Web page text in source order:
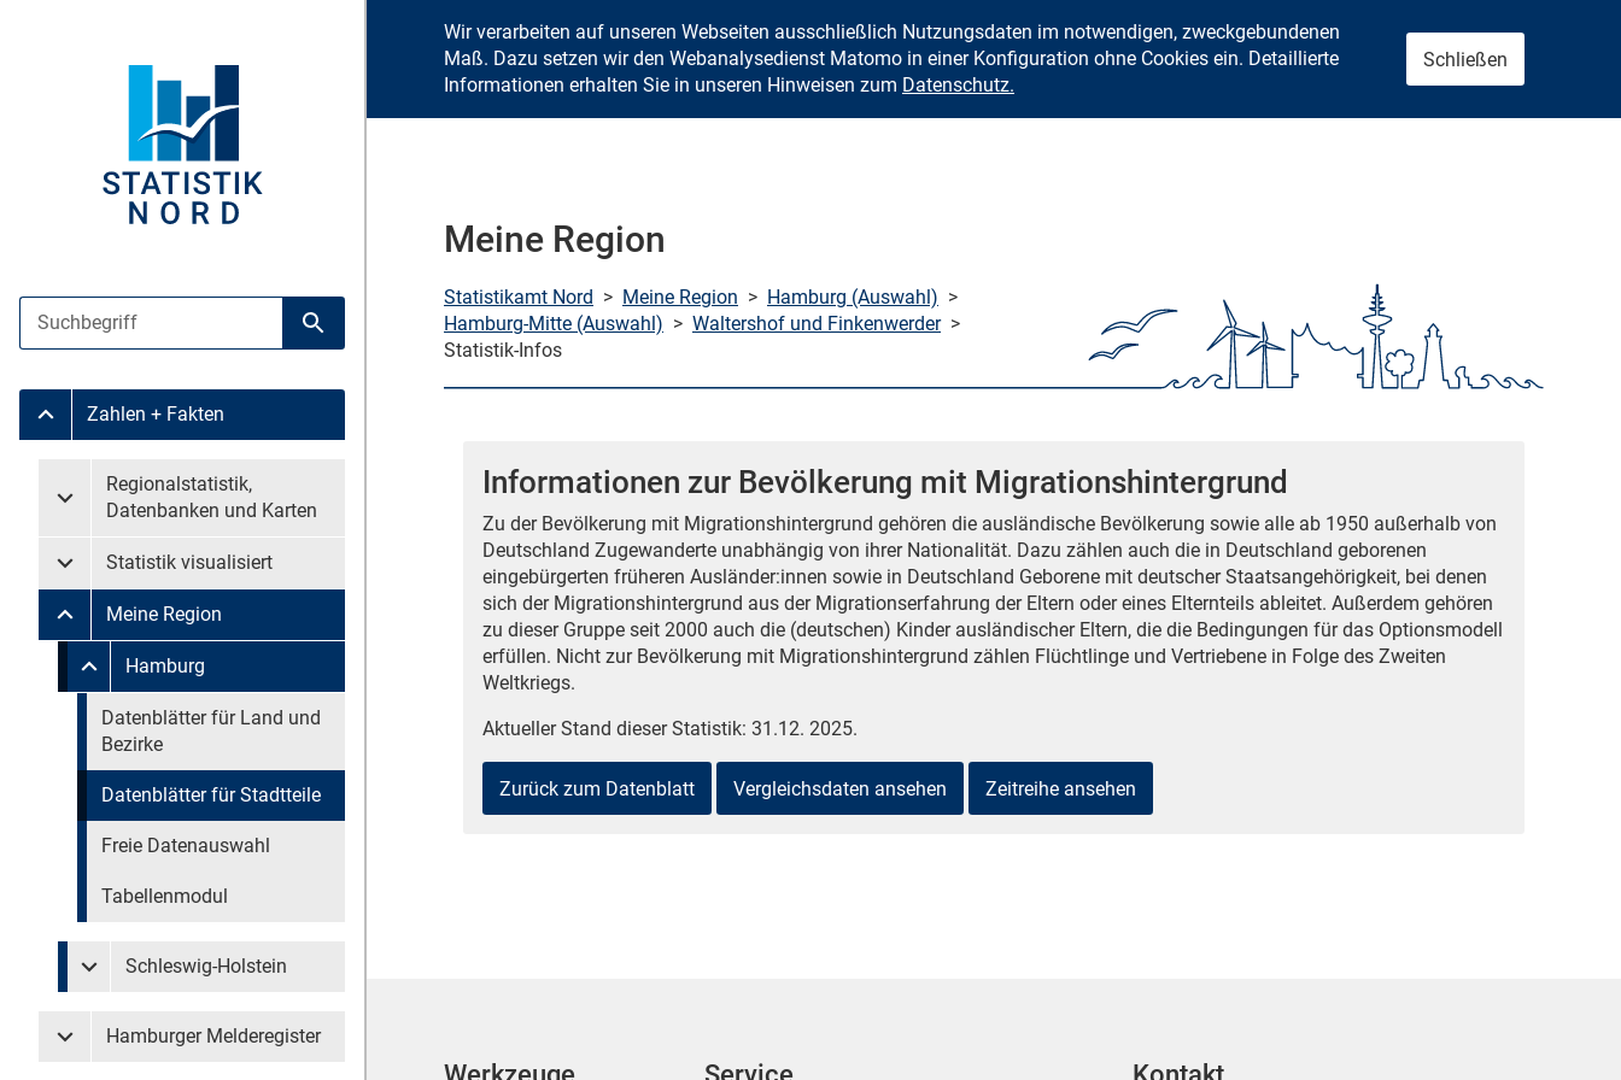
Zum Inhalt springen
Suche
Suche starten
Untermenü Zahlen + Fakten
Zahlen + Fakten
Untermenü überspringen
Untermenü Regionalstatistik, Datenbanken und Karten
Regionalstatistik,
Datenbanken und Karten
Untermenü Statistik visualisiert
Statistik visualisiert
Untermenü Meine Region
Meine Region
Untermenü überspringen
Untermenü Meine Region Hamburg
Hamburg
Untermenü überspringen
Datenblätter für Land und
Bezirke
Datenblätter für Stadtteile
Freie Datenauswahl
Tabellenmodul
Untermenü Meine Region Schleswig-Holstein
Schleswig-Holstein
Untermenü Hamburger Melderegister
Hamburger Melderegister
Wir verarbeiten auf unseren Webseiten ausschließlich Nutzungsdaten im notwendigen, zweckgebundenen
Maß. Dazu setzen wir den Webanalysedienst Matomo in einer Konfiguration ohne Cookies ein. Detaillierte
Informationen erhalten Sie in unseren Hinweisen zum Datenschutz.
Schließen
Meine Region
Statistikamt Nord > Meine Region > Hamburg (Auswahl) >
Hamburg-Mitte (Auswahl) > Waltershof und Finkenwerder >
Statistik-Infos
Informationen zur Bevölkerung mit Migrationshintergrund
Zu der Bevölkerung mit Migrationshintergrund gehören die ausländische Bevölkerung sowie alle ab 1950 außerhalb von
Deutschland Zugewanderte unabhängig von ihrer Nationalität. Dazu zählen auch die in Deutschland geborenen
eingebürgerten früheren Ausländer:innen sowie in Deutschland Geborene mit deutscher Staatsangehörigkeit, bei denen
sich der Migrationshintergrund aus der Migrationserfahrung der Eltern oder eines Elternteils ableitet. Außerdem gehören
zu dieser Gruppe seit 2000 auch die (deutschen) Kinder ausländischer Eltern, die die Bedingungen für das Optionsmodell
erfüllen. Nicht zur Bevölkerung mit Migrationshintergrund zählen Flüchtlinge und Vertriebene in Folge des Zweiten
Weltkriegs.
Aktueller Stand dieser Statistik: 31.12. 2025.
Zurück zum Datenblatt Vergleichsdaten ansehen Zeitreihe ansehen